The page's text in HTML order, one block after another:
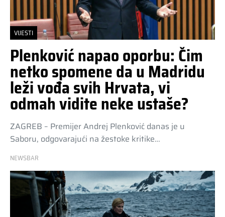
VIJESTI
Plenković napao oporbu: Čim
netko spomene da u Madridu
leži vođa svih Hrvata, vi
odmah vidite neke ustaše?
ZAGREB – Premijer Andrej Plenković danas je u
Saboru, odgovarajući na žestoke kritike…
NEWSBAR